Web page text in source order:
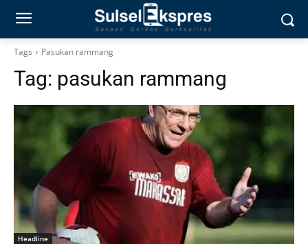
Tags Pasukan rammang
Tag: pasukan rammang
Headline